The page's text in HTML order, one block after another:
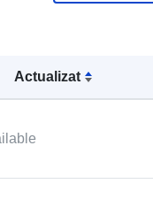
ActualizatIdentificatori: